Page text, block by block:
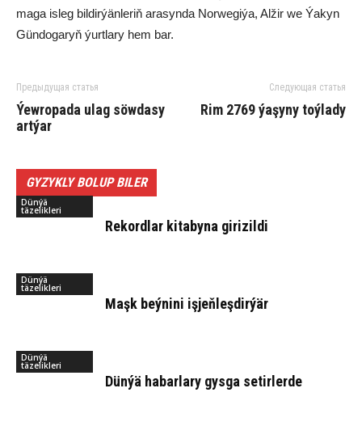
ma­ga is­leg bil­dir­ýän­le­riň ara­syn­da Nor­we­gi­ýa, Al­žir we Ýa­kyn
Gün­do­ga­ryň ýurt­la­ry hem bar.
Предыдущая статья
Ýewropada ulag söwdasy
artýar
Следующая статья
Rim 2769 ýaşyny toýlady
GYZYKLY BOLUP BILER
Dünýä
täzelikleri
Re­kord­lar ki­ta­by­na gi­ri­zil­di
Dünýä
täzelikleri
Maşk beý­ni­ni iş­jeň­leş­dir­ýär
Dünýä
täzelikleri
Dün­ýä ha­bar­la­ry gys­ga se­tir­ler­de